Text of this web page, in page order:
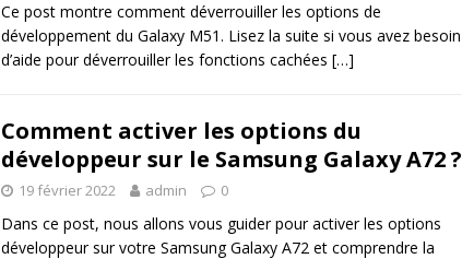
Ce post montre comment déverrouiller les options de
développement du Galaxy M51. Lisez la suite si vous avez besoin
d’aide pour déverrouiller les fonctions cachées […]
Comment activer les options du
développeur sur le Samsung Galaxy A72 ?
19 février 2022 admin 0
Dans ce post, nous allons vous guider pour activer les options
développeur sur votre Samsung Galaxy A72 et comprendre la